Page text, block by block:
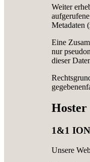
Weiter
Metadaten
Eine
nur
dieser
Hoster
1&1
Unsere